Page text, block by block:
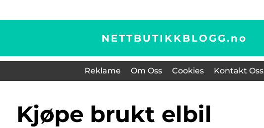
NETTBUTIKKBLOGG.no
Reklame Om Oss Cookies Kontakt Oss
kjøpe brukt elbil